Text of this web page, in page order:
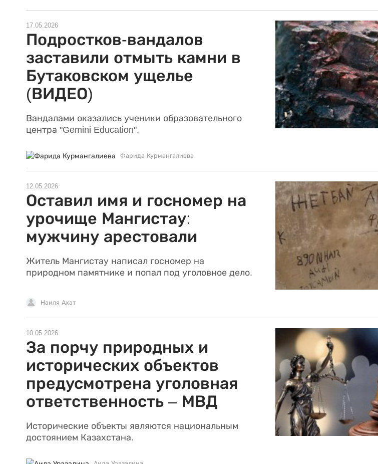
17.05.2026
Подростков-вандалов
заставили отмыть камни в
Бутаковском ущелье
(ВИДЕО)
Вандалами оказались ученики образовательного
центра "Gemini Education".
Фарида Курмангалиева
12.05.2026
Оставил имя и госномер на
урочище Мангистау:
мужчину арестовали
Житель Мангистау написал госномер на
природном памятнике и попал под уголовное дело.
Наиля Ахат
10.05.2026
За порчу природных и
исторических объектов
предусмотрена уголовная
ответственность – МВД
Исторические объекты являются национальным
достоянием Казахстана.